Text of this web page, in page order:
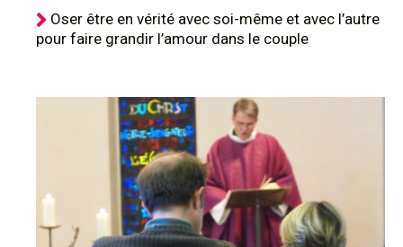
Oser être en vérité avec soi-même et avec l’autre
pour faire grandir l’amour dans le couple